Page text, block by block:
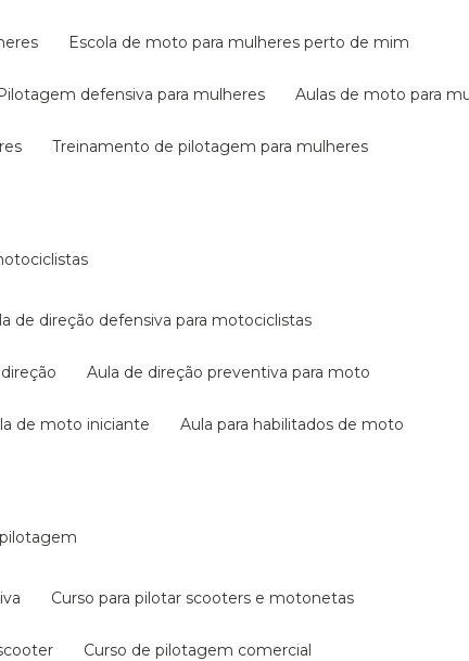
escola de moto para mulheres perto de mim
pilotagem defensiva para mulheres aulas de moto para
treinamento de pilotagem para mulheres
de direção defensiva para motociclistas
aula de direção preventiva para moto
de moto iniciante aula para habilitados de moto
pilotagem
curso para pilotar scooters e motonetas
curso de pilotagem comercial